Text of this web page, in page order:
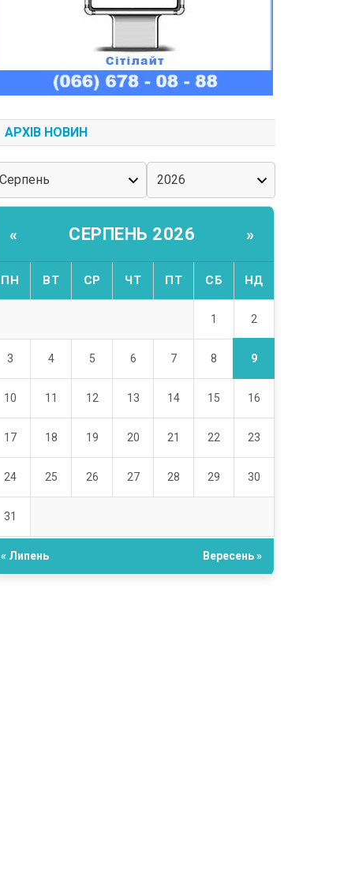
АРХІВ НОВИН
« СЕРПЕНЬ 2026 »
ПН ВТ СР ЧТ ПТ СБ НД
1 2
3 4 5 6 7 8 9
10 11 12 13 14 15 16
17 18 19 20 21 22 23
24 25 26 27 28 29 30
31
« Липень Вересень »